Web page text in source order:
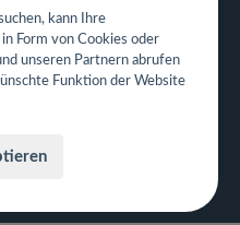
Eigene App für Restaurant
kann Ihre
Form von Cookies oder
unseren Partnern abrufen
Funktion der Website